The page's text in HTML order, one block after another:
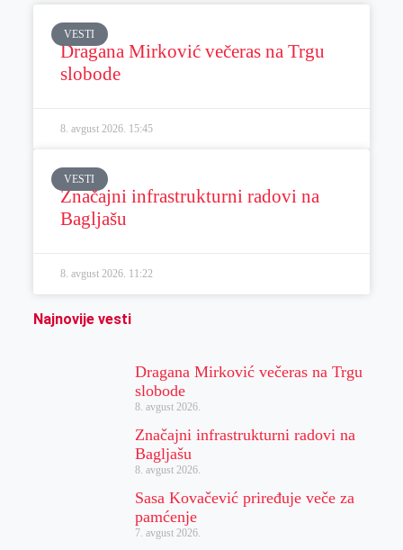
VESTI
Dragana Mirković večeras na Trgu
slobode
8. avgust 2026. 15:45
VESTI
Značajni infrastrukturni radovi na
Bagljašu
8. avgust 2026. 11:22
Najnovije vesti
Dragana Mirković večeras na Trgu
slobode
8. avgust 2026.
Značajni infrastrukturni radovi na
Bagljašu
8. avgust 2026.
Sasa Kovačević priređuje veče za
pamćenje
7. avgust 2026.